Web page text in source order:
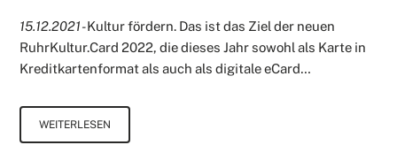
15.12.2021 -Kultur fördern. Das ist das Ziel der neuen
RuhrKultur.Card 2022, die dieses Jahr sowohl als Karte in
Kreditkartenformat als auch als digitale eCard…
WEITERLESEN